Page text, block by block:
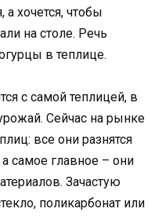
а хочется, чтобы
на столе. Речь
в теплице.
с самой теплицей, в
Сейчас на рынке
все они разнятся
самое главное – они
Зачастую
поликарбонат или